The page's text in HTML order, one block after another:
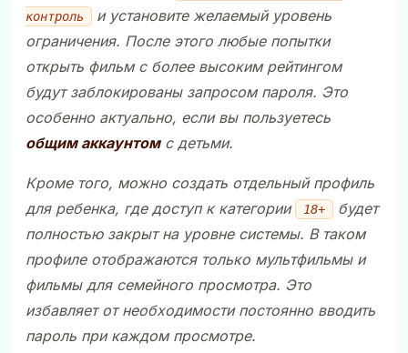
контроль
и установите желаемый уровень
ограничения. После этого любые попытки
открыть фильм с более высоким рейтингом
будут заблокированы запросом пароля. Это
особенно актуально, если вы пользуетесь
общим аккаунтомс детьми.
Кроме того, можно создать отдельный профиль
для ребенка, где доступ к категории
18+
будет
полностью закрыт на уровне системы. В таком
профиле отображаются только мультфильмы и
фильмы для семейного просмотра. Это
избавляет от необходимости постоянно вводить
пароль при каждом просмотре.